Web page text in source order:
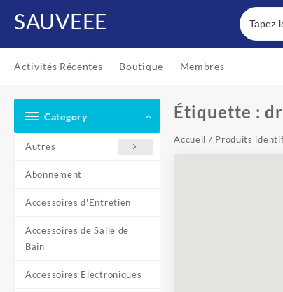
SAUVEEE
Activités Récentes Boutique Membres
Category
Autres
Abonnement
Accessoires d'Entretien
Accessoires de Salle de
Bain
Accessoires Electroniques
Étiquette :
Accueil / Produits